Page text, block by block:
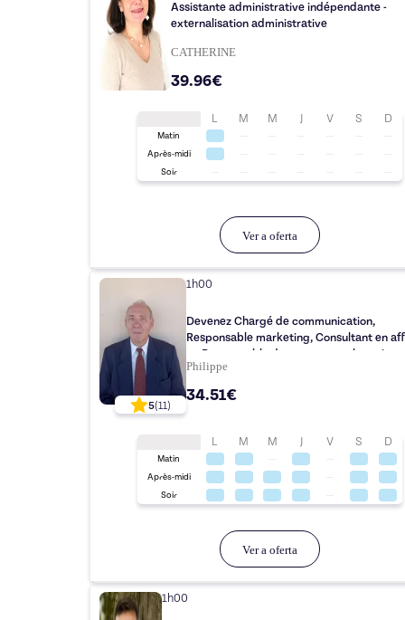
Assistante administrative indépendante -
externalisation administrative
CATHERINE
39.96€
L M M J V S D
Matin
Après-midi
Soir
Ver a oferta
5(11)
1h00
Devenez Chargé de communication,
Responsable marketing, Consultant en
ou Responsable des ressources
le DFP C1 Affaires
Philippe
34.51€
L M M J V S D
Matin
Après-midi
Soir
Ver a oferta
1h00